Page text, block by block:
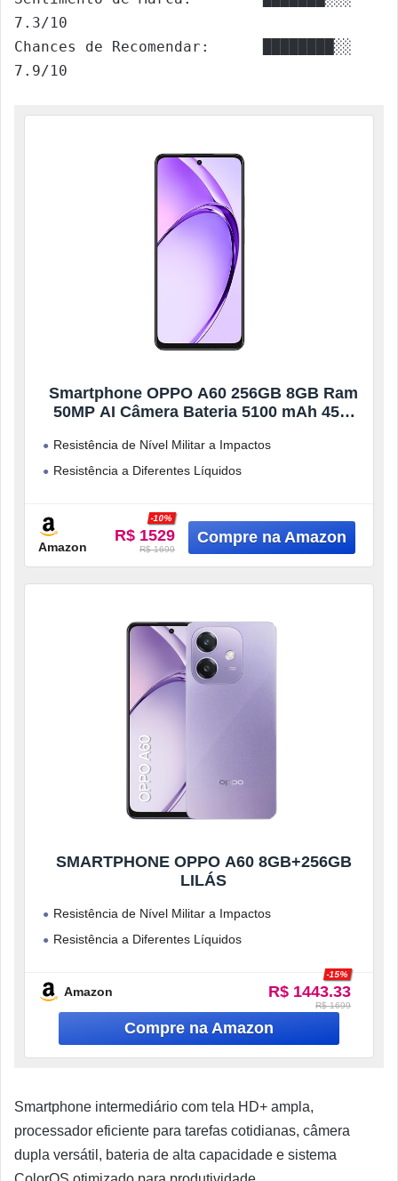
7.3/10
Chances de Recomendar:      ████████░░
Smartphone OPPO A60 256GB 8GB Ram
50MP AI Câmera Bateria 5100 mAh 45W
Resistência de Nível Militar a Impactos
Resistência a Diferentes Líquidos
Carregamento Rápido SUPERVOOCTM de 45W
Amazon
R$ 1529
-10%
R$ 1699
SMARTPHONE OPPO A60 8GB+256GB
LILÁS
Resistência de Nível Militar a Impactos
Resistência a Diferentes Líquidos
Carregamento Rápido SUPERVOOCTM de 45W
Amazon R$ 1443.33
-15%
R$ 1699
Smartphone intermediário com tela HD+ ampla,
processador eficiente para tarefas cotidianas, câmera
dupla versátil, bateria de alta capacidade e sistema